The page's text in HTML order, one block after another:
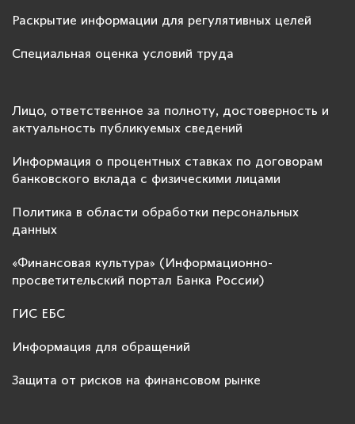
Раскрытие информации для регулятивных целей
Специальная оценка условий труда
Лицо, ответственное за полноту, достоверность и
актуальность публикуемых сведений
Информация о процентных ставках по договорам
банковского вклада с физическими лицами
Политика в области обработки персональных
данных
«Финансовая культура» (Информационно-
просветительский портал Банка России)
ГИС ЕБС
Информация для обращений
Защита от рисков на финансовом рынке